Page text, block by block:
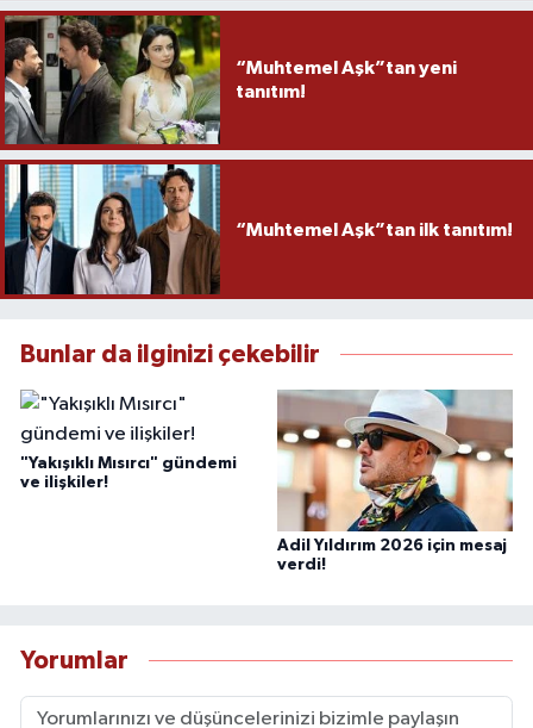
“Muhtemel Aşk”tan yeni
tanıtım!
“Muhtemel Aşk”tan ilk tanıtım!
Bunlar da ilginizi çekebilir
"Yakışıklı Mısırcı" gündemi
ve ilişkiler!
Adil Yıldırım 2026 için mesaj
verdi!
Yorumlar